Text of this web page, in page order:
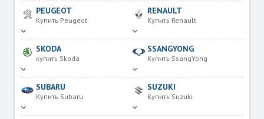
PEUGEOT
Купить Peugeot
RENAULT
Купить Renault
SKODA
купить Skoda
SSANGYONG
Купить SsangYong
SUBARU
Купить Subaru
SUZUKI
Купить Suzuki